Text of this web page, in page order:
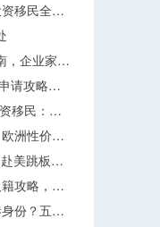
资移民全…
，企业家…
请攻略…
移民：…
欧洲性价…
美跳板…
籍攻略，…
身份？五…